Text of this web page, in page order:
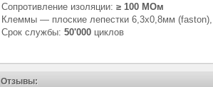
Сопротивление изоляции: ≥ 100 МОм
Клеммы — плоские лепестки 6,3х0,8мм
Срок службы: 50'000 циклов
Отзывы: